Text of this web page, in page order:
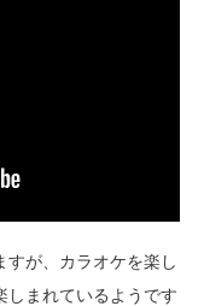
すが、カラオケを楽し
しまれているようです